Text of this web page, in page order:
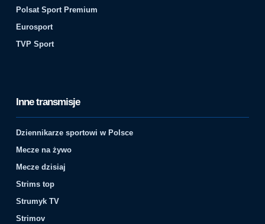
Polsat Sport Premium
Eurosport
TVP Sport
Inne transmisje
Dziennikarze sportowi w Polsce
Mecze na żywo
Mecze dzisiaj
Strims top
Strumyk TV
Strimov